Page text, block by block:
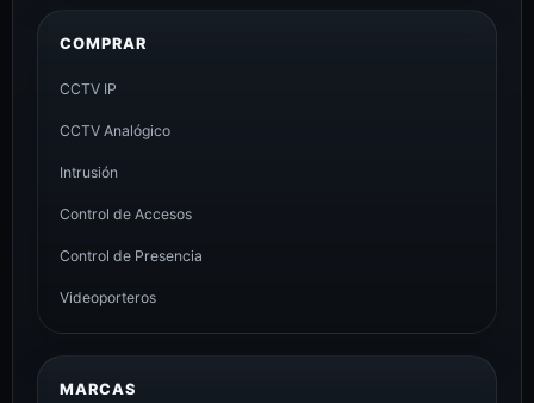
COMPRAR
CCTV IP
CCTV Analógico
Intrusión
Control de Accesos
Control de Presencia
Videoporteros
MARCAS